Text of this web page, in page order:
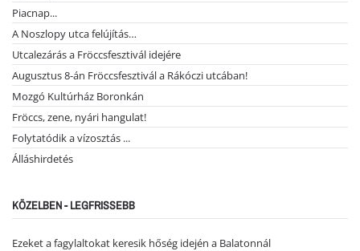
Piacnap...
A Noszlopy utca felújítás…
Utcalezárás a Fröccsfesztivál idejére
Augusztus 8-án Fröccsfesztivál a Rákóczi utcában!
Mozgó Kultúrház Boronkán
Fröccs, zene, nyári hangulat!
Folytatódik a vízosztás ...
Álláshirdetés
KÖZELBEN - LEGFRISSEBB
Ezeket a fagylaltokat keresik hőség idején a Balatonnál